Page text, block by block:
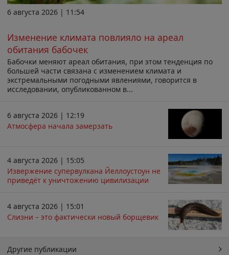
6 августа 2026 | 11:54
Изменение климата повлияло на ареал
обитания бабочек
Бабочки меняют ареал обитания, при этом тенденция по
большей части связана с изменением климата и
экстремальными погодными явлениями, говорится в
исследовании, опубликованном в...
6 августа 2026 | 12:19
Атмосфера начала замерзать
4 августа 2026 | 15:05
Извержение супервулкана Йеллоустоун не
приведёт к уничтожению цивилизации
4 августа 2026 | 15:01
Слизни – это фактически новый борщевик
Другие публикации